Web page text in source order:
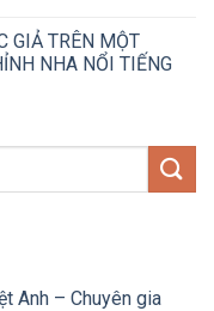
GIẢ TRÊN MỘT
NHA NỔI TIẾNG
Anh – Chuyên gia